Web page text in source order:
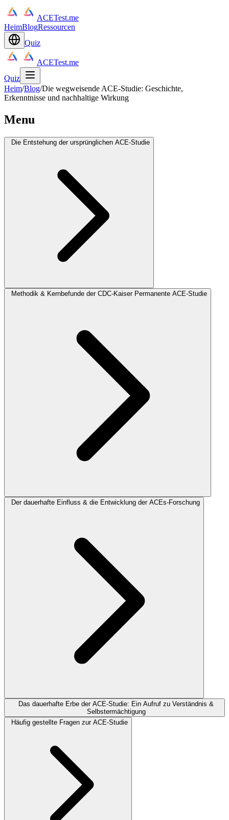
ACETest.me
HeimBlogRessourcen
Quiz
ACETest.me
Quiz
Heim/Blog/Die wegweisende ACE-Studie: Geschichte,
Erkenntnisse und nachhaltige Wirkung
Menu
Die Entstehung der ursprünglichen ACE-Studie
Methodik & Kernbefunde der CDC-Kaiser Permanente ACE-Studie
Der dauerhafte Einfluss & die Entwicklung der ACEs-Forschung
Das dauerhafte Erbe der ACE-Studie: Ein Aufruf zu Verständnis &
Selbstermächtigung
Häufig gestellte Fragen zur ACE-Studie